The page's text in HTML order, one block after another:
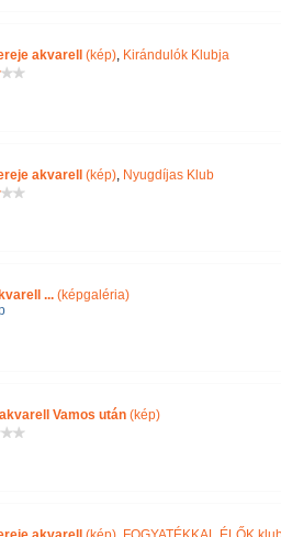
akvarell (kép), Kirándulók Klubja
akvarell (kép), Nyugdíjas Klub
...(képgaléria)
Vamos után(kép)